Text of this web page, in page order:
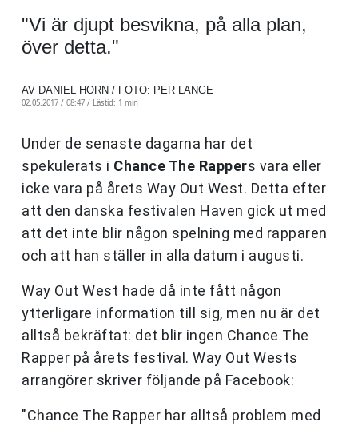
"Vi är djupt besvikna, på alla plan,
över detta."
AV DANIEL HORN / FOTO: PER LANGE
02.05.2017 / 08:47 / Lästid: 1 min
Under de senaste dagarna har det
spekulerats i Chance The Rappers vara eller
icke vara på årets Way Out West. Detta efter
att den danska festivalen Haven gick ut med
att det inte blir någon spelning med rapparen
och att han ställer in alla datum i augusti.
Way Out West hade då inte fått någon
ytterligare information till sig, men nu är det
alltså bekräftat: det blir ingen Chance The
Rapper på årets festival. Way Out Wests
arrangörer skriver följande på Facebook:
"Chance The Rapper har alltså problem med